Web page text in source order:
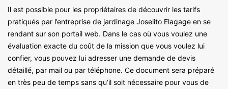
Il est possible pour les propriétaires de découvrir les tarifs
pratiqués par l’entreprise de jardinage Joselito Elagage en se
rendant sur son portail web. Dans le cas où vous voulez une
évaluation exacte du coût de la mission que vous voulez lui
confier, vous pouvez lui adresser une demande de devis
détaillé, par mail ou par téléphone. Ce document sera préparé
en très peu de temps sans qu’il soit nécessaire pour vous de